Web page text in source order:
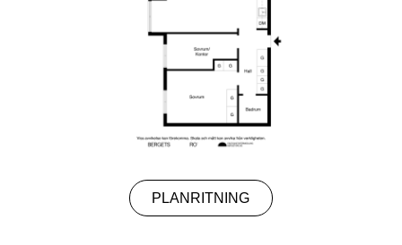
PLANRITNING